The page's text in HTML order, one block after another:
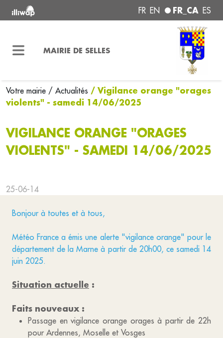
FR EN FR_CA ES
MAIRIE DE SELLES
Votre mairie / Actualités / Vigilance orange "orages
violents" - samedi 14/06/2025
VIGILANCE ORANGE "ORAGES
VIOLENTS" - SAMEDI 14/06/2025
25-06-14
Bonjour à toutes et à tous,
Météo France a émis une alerte "vigilance orange" pour le
département de la Marne à partir de 20h00, ce samedi 14
juin 2025.
Situation actuelle :
Faits nouveaux :
Passage en vigilance orange orages à partir de 22h
pour Ardennes, Moselle et Vosges